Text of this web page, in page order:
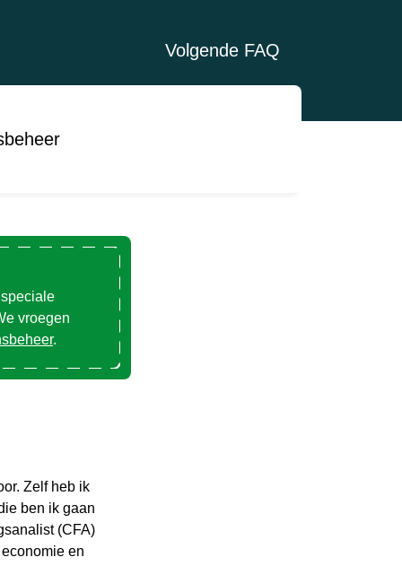
Volgende FAQ
vroegen
.
Zelf heb ik
ben ik gaan
(CFA)
en